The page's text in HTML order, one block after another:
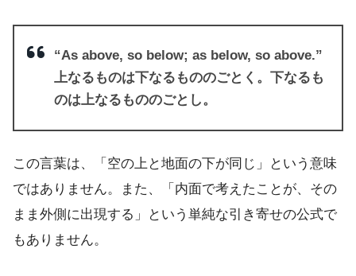
“As above, so below; as below, so above.”
上なるものは下なるもののごとく。下なるも
のは上なるもののごとし。
この言葉は、「空の上と地面の下が同じ」という意味
ではありません。また、「内面で考えたことが、その
まま外側に出現する」という単純な引き寄せの公式で
もありません。